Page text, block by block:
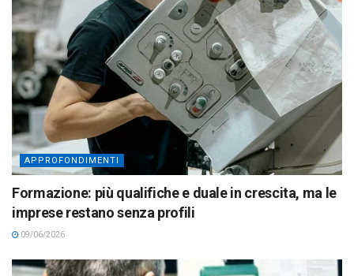
APPROFONDIMENTI
Formazione: più qualifiche e duale in crescita, ma le
imprese restano senza profili
09/06/2026